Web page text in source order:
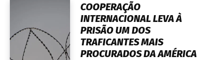
COOPERAÇÃO
INTERNACIONAL LEVA À
PRISÃO UM DOS
TRAFICANTES MAIS
PROCURADOS DA AMÉRICA